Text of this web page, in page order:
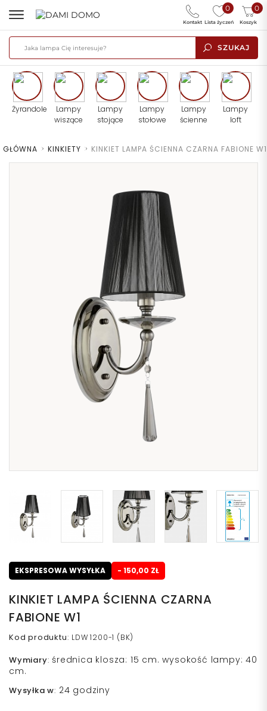
SZUKAJ
0
Lista życzeń
0
Koszyk
Kontakt
Żyrandole
Lampy
wiszące
Lampy
stojące
Lampy
stołowe
Lampy
ścienne
Lampy
loft
GŁÓWNA > KINKIETY > KINKIET LAMPA ŚCIENNA CZARNA FABIONE W1
EKSPRESOWA WYSYŁKA - 150,00 ZŁ
KINKIET LAMPA ŚCIENNA CZARNA
FABIONE W1
Kod produktu: LDW 1200-1 (BK)
Wymiary: średnica klosza: 15 cm. wysokość lampy: 40
cm.
Wysyłka w: 24 godziny